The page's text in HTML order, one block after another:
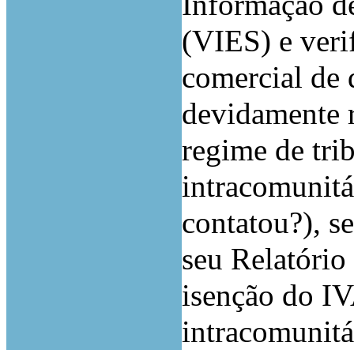
(VIES) e
comercial de
devidamente
regime de
contatou?),
seu
isenção do